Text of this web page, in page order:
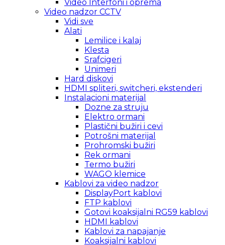
Video Interfoni i oprema
Video nadzor CCTV
Vidi sve
Alati
Lemilice i kalaj
Klesta
Srafcigeri
Unimeri
Hard diskovi
HDMI spliteri, switcheri, ekstenderi
Instalacioni materijal
Dozne za struju
Elektro ormani
Plastični bužiri i cevi
Potrošni materijal
Prohromski bužiri
Rek ormani
Termo bužiri
WAGO klemice
Kablovi za video nadzor
DisplayPort kablovi
FTP kablovi
Gotovi koaksijalni RG59 kablovi
HDMI kablovi
Kablovi za napajanje
Koaksijalni kablovi